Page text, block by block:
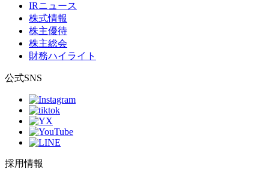
IRニュース
株式情報
株主優待
株主総会
財務ハイライト
公式SNS
採用情報